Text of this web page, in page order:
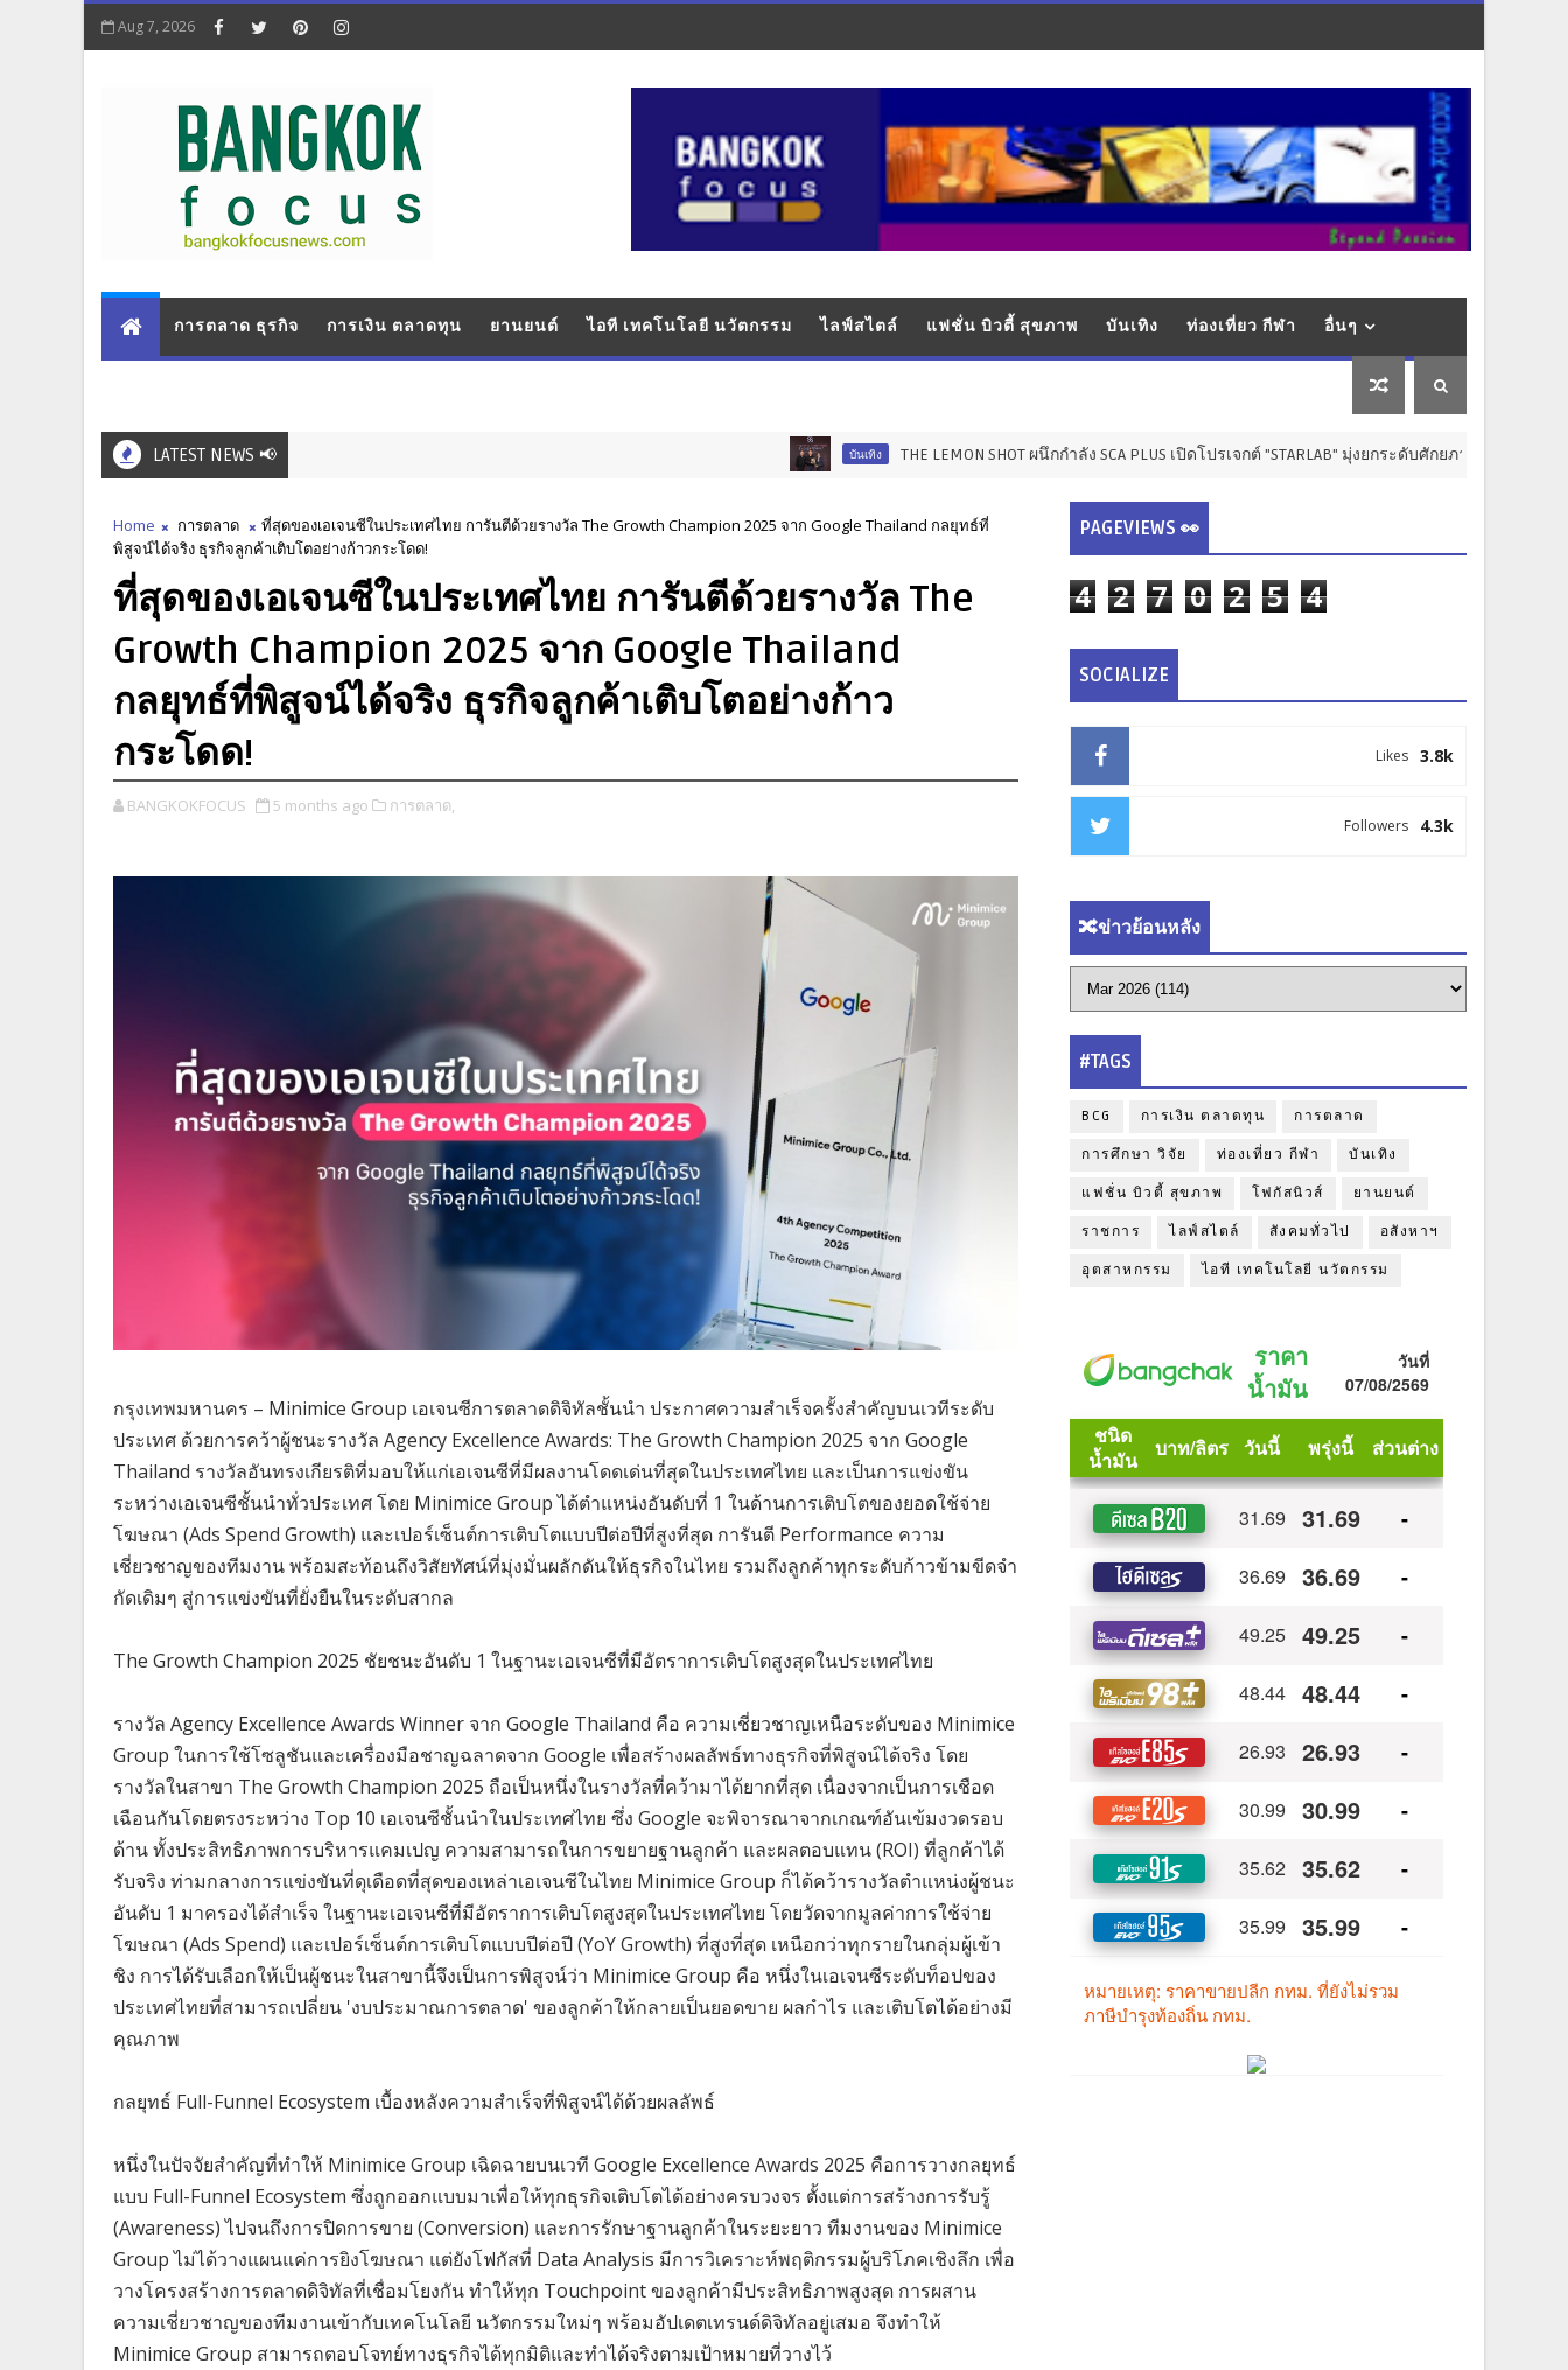
Aug 7, 2026
การตลาด ธุรกิจ การเงิน ตลาดทุน ยานยนต์ ไอที เทคโนโลยี นวัตกรรม ไลฟ์สไตล์ แฟชั่น บิวตี้ สุขภาพ บันเทิง ท่องเที่ยว กีฬา อื่นๆ
LATEST NEWS 📢 บันเทิง THE LEMON SHOT ผนึกกำลัง SCA PLUS เปิดโปรเจกต์ "STARLAB" มุ่งยกระดับศักยภาพครีเอเตอร์ไทยสู่เวทีส
Home การตลาด
ที่สุดของเอเจนซีในประเทศไทย การันตีด้วยรางวัล The Growth Champion 2025 จาก Google Thailand กลยุทธ์ที่
พิสูจน์ได้จริง ธุรกิจลูกค้าเติบโตอย่างก้าวกระโดด!
ที่สุดของเอเจนซีในประเทศไทย การันตีด้วยรางวัล The
Growth Champion 2025 จาก Google Thailand
กลยุทธ์ที่พิสูจน์ได้จริง ธุรกิจลูกค้าเติบโตอย่างก้าว
กระโดด!
BANGKOKFOCUS 5 months ago การตลาด,
กรุงเทพมหานคร – Minimice Group เอเจนซีการตลาดดิจิทัลชั้นนำ ประกาศความสำเร็จครั้งสำคัญบนเวทีระดับ
ประเทศ ด้วยการคว้าผู้ชนะรางวัล Agency Excellence Awards: The Growth Champion 2025 จาก Google
Thailand รางวัลอันทรงเกียรติที่มอบให้แก่เอเจนซีที่มีผลงานโดดเด่นที่สุดในประเทศไทย และเป็นการแข่งขัน
ระหว่างเอเจนซีชั้นนำทั่วประเทศ โดย Minimice Group ได้ตำแหน่งอันดับที่ 1 ในด้านการเติบโตของยอดใช้จ่าย
โฆษณา (Ads Spend Growth) และเปอร์เซ็นต์การเติบโตแบบปีต่อปีที่สูงที่สุด การันตี Performance ความ
เชี่ยวชาญของทีมงาน พร้อมสะท้อนถึงวิสัยทัศน์ที่มุ่งมั่นผลักดันให้ธุรกิจในไทย รวมถึงลูกค้าทุกระดับก้าวข้ามขีดจำ
กัดเดิมๆ สู่การแข่งขันที่ยั่งยืนในระดับสากล
The Growth Champion 2025 ชัยชนะอันดับ 1 ในฐานะเอเจนซีที่มีอัตราการเติบโตสูงสุดในประเทศไทย
รางวัล Agency Excellence Awards Winner จาก Google Thailand คือ ความเชี่ยวชาญเหนือระดับของ Minimice
Group ในการใช้โซลูชันและเครื่องมือชาญฉลาดจาก Google เพื่อสร้างผลลัพธ์ทางธุรกิจที่พิสูจน์ได้จริง โดย
รางวัลในสาขา The Growth Champion 2025 ถือเป็นหนึ่งในรางวัลที่คว้ามาได้ยากที่สุด เนื่องจากเป็นการเชือด
เฉือนกันโดยตรงระหว่าง Top 10 เอเจนซีชั้นนำในประเทศไทย ซึ่ง Google จะพิจารณาจากเกณฑ์อันเข้มงวดรอบ
ด้าน ทั้งประสิทธิภาพการบริหารแคมเปญ ความสามารถในการขยายฐานลูกค้า และผลตอบแทน (ROI) ที่ลูกค้าได้
รับจริง ท่ามกลางการแข่งขันที่ดุเดือดที่สุดของเหล่าเอเจนซีในไทย Minimice Group ก็ได้คว้ารางวัลตำแหน่งผู้ชนะ
อันดับ 1 มาครองได้สำเร็จ ในฐานะเอเจนซีที่มีอัตราการเติบโตสูงสุดในประเทศไทย โดยวัดจากมูลค่าการใช้จ่าย
โฆษณา (Ads Spend) และเปอร์เซ็นต์การเติบโตแบบปีต่อปี (YoY Growth) ที่สูงที่สุด เหนือกว่าทุกรายในกลุ่มผู้เข้า
ชิง การได้รับเลือกให้เป็นผู้ชนะในสาขานี้จึงเป็นการพิสูจน์ว่า Minimice Group คือ หนึ่งในเอเจนซีระดับท็อปของ
ประเทศไทยที่สามารถเปลี่ยน 'งบประมาณการตลาด' ของลูกค้าให้กลายเป็นยอดขาย ผลกำไร และเติบโตได้อย่างมี
คุณภาพ
กลยุทธ์ Full-Funnel Ecosystem เบื้องหลังความสำเร็จที่พิสูจน์ได้ด้วยผลลัพธ์
หนึ่งในปัจจัยสำคัญที่ทำให้ Minimice Group เฉิดฉายบนเวที Google Excellence Awards 2025 คือการวางกลยุทธ์
แบบ Full-Funnel Ecosystem ซึ่งถูกออกแบบมาเพื่อให้ทุกธุรกิจเติบโตได้อย่างครบวงจร ตั้งแต่การสร้างการรับรู้
(Awareness) ไปจนถึงการปิดการขาย (Conversion) และการรักษาฐานลูกค้าในระยะยาว ทีมงานของ Minimice
Group ไม่ได้วางแผนแค่การยิงโฆษณา แต่ยังโฟกัสที่ Data Analysis มีการวิเคราะห์พฤติกรรมผู้บริโภคเชิงลึก เพื่อ
วางโครงสร้างการตลาดดิจิทัลที่เชื่อมโยงกัน ทำให้ทุก Touchpoint ของลูกค้ามีประสิทธิภาพสูงสุด การผสาน
ความเชี่ยวชาญของทีมงานเข้ากับเทคโนโลยี นวัตกรรมใหม่ๆ พร้อมอัปเดตเทรนด์ดิจิทัลอยู่เสมอ จึงทำให้
Minimice Group สามารถตอบโจทย์ทางธุรกิจได้ทุกมิติและทำได้จริงตามเป้าหมายที่วางไว้
PAGEVIEWS 👀
4 2 7 0 2 5 4
SOCIALIZE
3.8k
Likes
4.3k
Followers
🔀ข่าวย้อนหลัง
#TAGS
BCG การเงิน ตลาดทุน การตลาด
การศึกษา วิจัย ท่องเที่ยว กีฬา บันเทิง
แฟชั่น บิวตี้ สุขภาพ โฟกัสนิวส์ ยานยนต์
ราชการ ไลฟ์สไตล์ สังคมทั่วไป อสังหาฯ
อุตสาหกรรม ไอที เทคโนโลยี นวัตกรรม